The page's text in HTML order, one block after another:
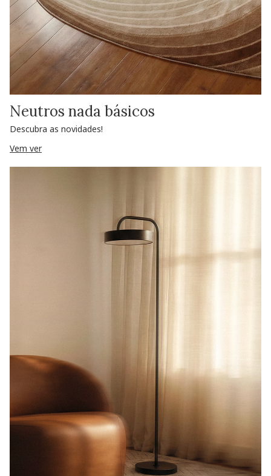
Neutros nada básicos
Descubra as novidades!
Vem ver